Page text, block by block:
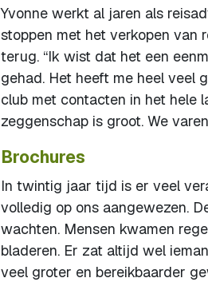
Yvonne werkt al jaren als
stoppen met het verkopen van
terug. “Ik wist dat het een
gehad. Het heeft me heel veel
club met contacten in het hele
zeggenschap is groot. We
Brochures
In twintig jaar tijd is er veel
volledig op ons aangewezen.
wachten. Mensen kwamen
bladeren. Er zat altijd wel
veel groter en bereikbaarder